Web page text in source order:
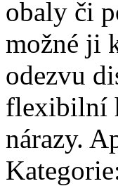
obaly či
možné ji
odezvu
flexibilní
nárazy.